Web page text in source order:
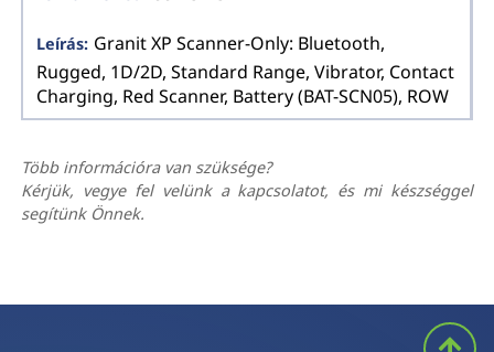
Granit XP Scanner-Only: Bluetooth,
Rugged, 1D/2D, Standard Range, Vibrator, Contact
Charging, Red Scanner, Battery (BAT-SCN05), ROW
Több információra van szüksége?
Kérjük, vegye fel velünk a kapcsolatot, és mi készséggel
segítünk Önnek.